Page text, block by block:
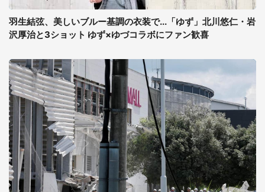
羽生結弦、美しいブルー基調の衣装で...「ゆず」北川悠仁・岩
沢厚治と3ショット ゆず×ゆづコラボにファン歓喜